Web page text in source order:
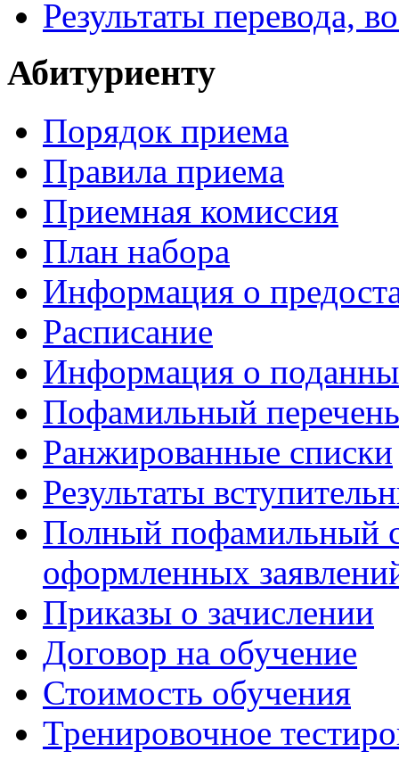
Результаты перевода,
Абитуриенту
Порядок приема
Правила приема
Приемная комиссия
План набора
Информация о
Расписание
Информация о
Пофамильный
Ранжированные списки
Результаты
Полный пофамильный
оформленных
Приказы о зачислении
Договор на обучение
Стоимость обучения
Тренировочное